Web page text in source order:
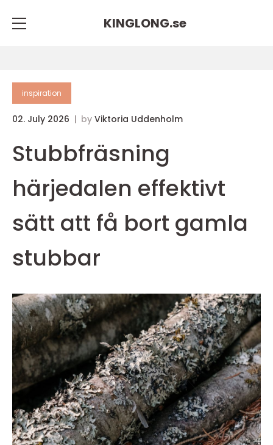
KINGLONG.se
inspiration
02. July 2026 by Viktoria Uddenholm
Stubbfräsning
härjedalen effektivt
sätt att få bort gamla
stubbar